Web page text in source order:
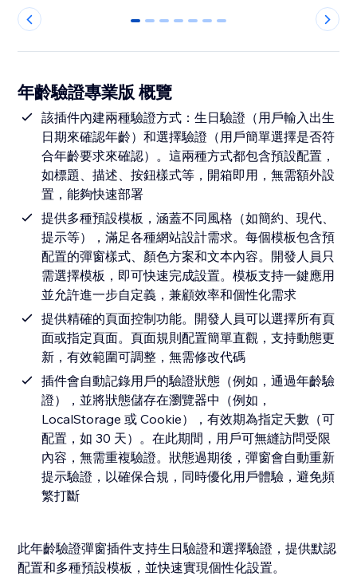
0 1 2 3 4 5 6
年齡驗證專業版 概覽
該插件內建兩種驗證方式：生日驗證（用戶輸入出生
日期來確認年齡）和選擇驗證（用戶簡單選擇是否符
合年齡要求來確認）。這兩種方式都包含預設配置，
如標題、描述、按鈕樣式等，開箱即用，無需額外設
置，能夠快速部署
提供多種預設模板，涵蓋不同風格（如簡約、現代、
提示等），滿足各種網站設計需求。每個模板包含預
配置的彈窗樣式、顏色方案和文本內容。開發人員只
需選擇模板，即可快速完成設置。模板支持一鍵應用
並允許進一步自定義，兼顧效率和個性化需求
提供精確的頁面控制功能。開發人員可以選擇所有頁
面或指定頁面。頁面規則配置簡單直觀，支持動態更
新，有效範圍可調整，無需修改代碼
插件會自動記錄用戶的驗證狀態（例如，通過年齡驗
證），並將狀態儲存在瀏覽器中（例如，
LocalStorage 或 Cookie），有效期為指定天數（可
配置，如 30 天）。在此期間，用戶可無縫訪問受限
內容，無需重複驗證。狀態過期後，彈窗會自動重新
提示驗證，以確保合規，同時優化用戶體驗，避免頻
繁打斷
此年齡驗證彈窗插件支持生日驗證和選擇驗證，提供默認
配置和多種預設模板，並快速實現個性化設置。